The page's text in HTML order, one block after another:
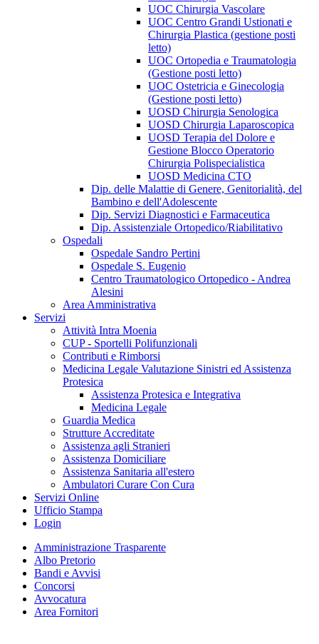
UOC Chirurgia Vascolare
UOC Centro Grandi Ustionati e
Chirurgia Plastica (gestione posti
letto)
UOC Ortopedia e Traumatologia
(Gestione posti letto)
UOC Ostetricia e Ginecologia
(Gestione posti letto)
UOSD Chirurgia Senologica
UOSD Chirurgia Laparoscopica
UOSD Terapia del Dolore e
Gestione Blocco Operatorio
Chirurgia Polispecialistica
UOSD Medicina CTO
Dip. delle Malattie di Genere, Genitorialità, del
Bambino e dell'Adolescente
Dip. Servizi Diagnostici e Farmaceutica
Dip. Assistenziale Ortopedico/Riabilitativo
Ospedali
Ospedale Sandro Pertini
Ospedale S. Eugenio
Centro Traumatologico Ortopedico - Andrea
Alesini
Area Amministrativa
Servizi
Attività Intra Moenia
CUP - Sportelli Polifunzionali
Contributi e Rimborsi
Medicina Legale Valutazione Sinistri ed Assistenza
Protesica
Assistenza Protesica e Integrativa
Medicina Legale
Guardia Medica
Strutture Accreditate
Assistenza agli Stranieri
Assistenza Domiciliare
Assistenza Sanitaria all'estero
Ambulatori Curare Con Cura
Servizi Online
Ufficio Stampa
Login
Amministrazione Trasparente
Albo Pretorio
Bandi e Avvisi
Concorsi
Avvocatura
Area Fornitori